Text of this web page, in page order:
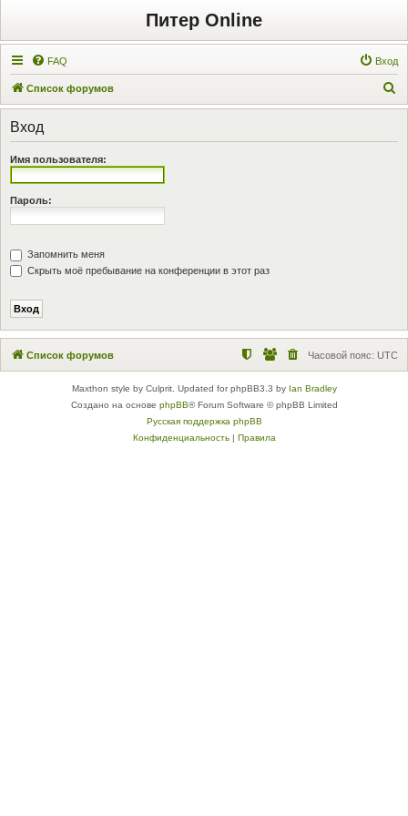
Питер Online
FAQ Вход
Список форумов
о
Вход
Имя пользователя:
Пароль:
Запомнить меня
Скрыть моё пребывание на конференции в этот раз
Список форумов Часовой пояс: UTC
Maxthon style by Culprit. Updated for phpBB3.3 by Ian Bradley
Создано на основе phpBB® Forum Software © phpBB Limited
Русская поддержка phpBB
Конфиденциальность| Правила